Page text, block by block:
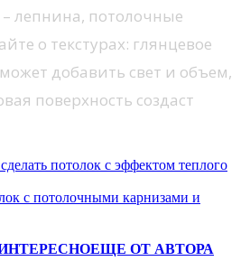
лепнина, потолочные
о текстурах: глянцевое
добавить свет и объем,
поверхность создаст
потолок с эффектом теплого
с потолочными карнизами и
ЕЩЕ ОТ АВТОРА